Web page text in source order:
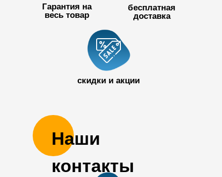
Гарантия на
весь товар
бесплатная
доставка
скидки и акции
Наши
контакты
+7 727 390
50 32